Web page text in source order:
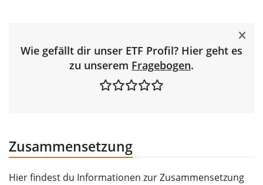
Wie gefällt dir unser ETF Profil? Hier geht es
zu unserem Fragebogen.
Zusammensetzung
Hier findest du Informationen zur Zusammensetzung